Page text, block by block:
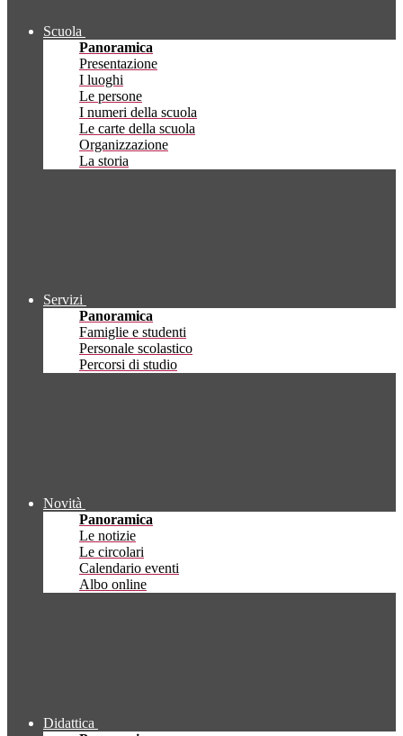
Scuola
Panoramica
Presentazione
I luoghi
Le persone
I numeri della scuola
Le carte della scuola
Organizzazione
La storia
Servizi
Panoramica
Famiglie e studenti
Personale scolastico
Percorsi di studio
Novità
Panoramica
Le notizie
Le circolari
Calendario eventi
Albo online
Didattica